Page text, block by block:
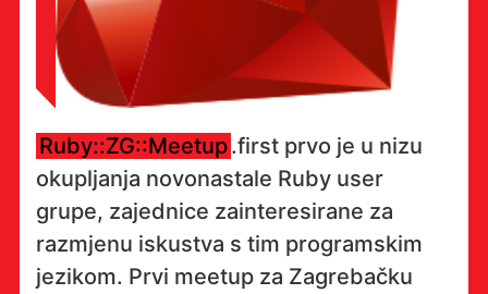
Ruby::ZG::Meetup.fi­rst prvo je u nizu
okupljanja novonastale Ruby user
grupe, zajednice zainteresirane za
razmjenu iskustva s tim programskim
jezikom. Prvi meetup za Zagrebačku